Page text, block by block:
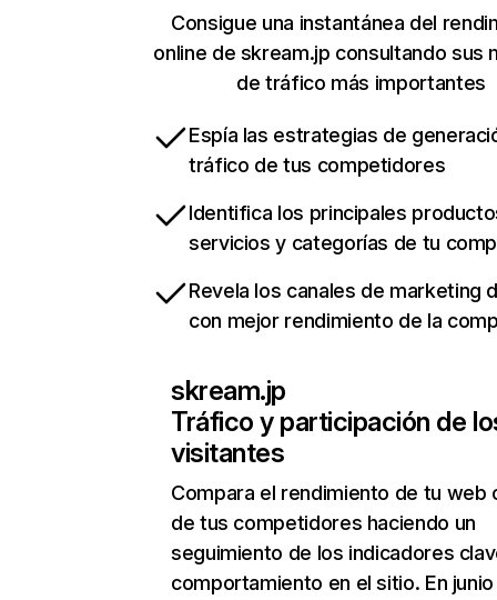
Consigue una instantánea del
online de skream.jp consultando sus
de tráfico más importantes
Espía las estrategias de
tráfico de tus competidores
Identifica los principales
servicios y categorías de tu
Revela los canales de marketing
con mejor rendimiento de la
skream.jp
Tráfico y participación de
visitantes
Compara el rendimiento de tu web
de tus competidores haciendo un
seguimiento de los indicadores
comportamiento en el sitio. En junio